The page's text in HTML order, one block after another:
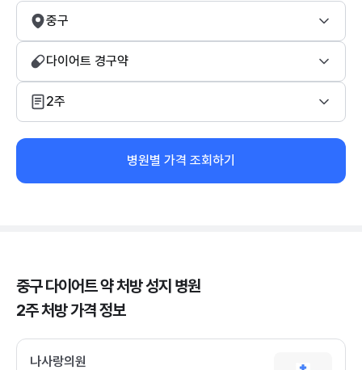
중구
다이어트 경구약
2주
병원별 가격 조회하기
중구 다이어트 약 처방 성지 병원
2주 처방 가격 정보
나사랑의원